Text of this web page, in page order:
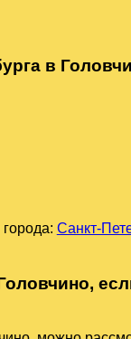
в
Санкт-